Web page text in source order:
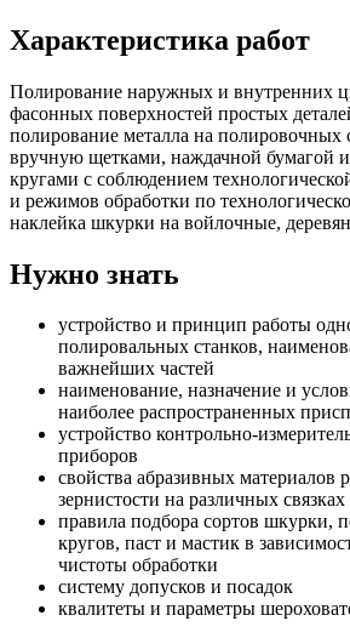
Характеристика работ
Полирование наружных и внутренних
фасонных поверхностей простых
полирование металла на полировочных
вручную щетками, наждачной бумагой
кругами с соблюдением
и режимов обработки по
наклейка шкурки на войлочные,
Нужно знать
устройство и принцип работы
полировальных станков,
важнейших частей
наименование, назначение и
наиболее распространенных
устройство контрольно-
приборов
свойства абразивных материалов
зернистости на различных связках
правила подбора сортов шкурки,
кругов, паст и мастик в
чистоты обработки
систему допусков и посадок
квалитеты и параметры